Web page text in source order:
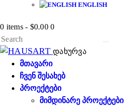
ENGLISH
0 items- $0.00 0
დახურვა
ᲛᲗᲐᲕᲐᲠᲘ
ᲩᲕᲔᲜ ᲨᲔᲡᲐᲮᲔᲑ
ᲞᲠᲝᲔᲥᲢᲔᲑᲘ
ᲛᲘᲛᲓᲘᲜᲐᲠᲔ ᲞᲠᲝᲔᲥᲢᲔᲑᲘ